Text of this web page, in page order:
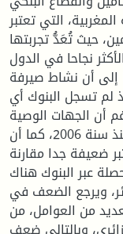
التي تعتبر
حيث تُعَدُّ تجربتها
نجاحا في الدول
إلى أن نشاط صيرفة
لم تسجل البنوك أي
فيه إلا بعد سنة 2011، رغم أن الجهات الوصية
رخصت بتوزيع منتجات التأمين عبر البنوك منذ سنة 2006، كما أن
ضعيفة جدا مقارنة
عبر البنوك هناك
3.6% في الجزائر، ويرجع الضعف في
من العوامل، من